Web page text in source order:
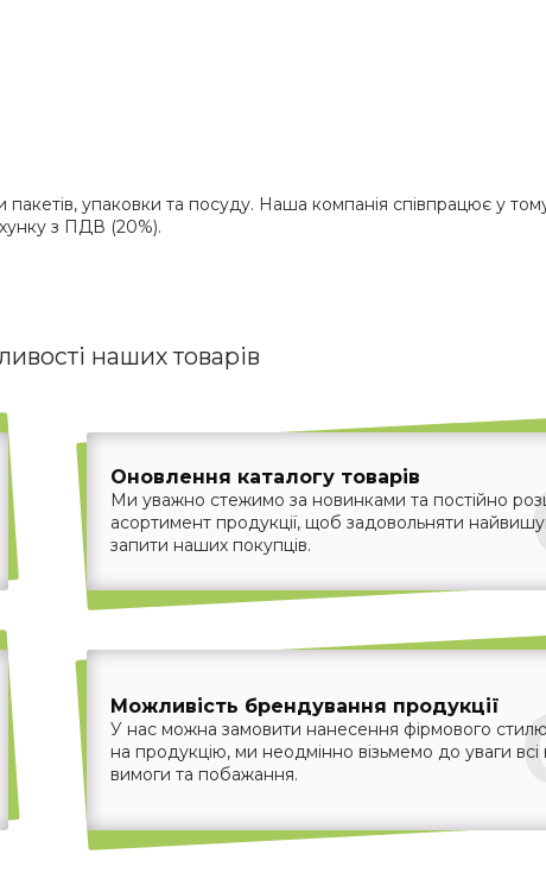
пакетів, упаковки та посуду. Наша компанія співпрацює у
з ПДВ (20%).
наших товарів
Оновлення каталогу товарів
Ми уважно стежимо за новинками та постійно
асортимент продукції, щоб задовольняти
запити наших покупців.
Можливість брендування продукції
У нас можна замовити нанесення фірмового стилю
на продукцію, ми неодмінно візьмемо до уваги всі
вимоги та побажання.